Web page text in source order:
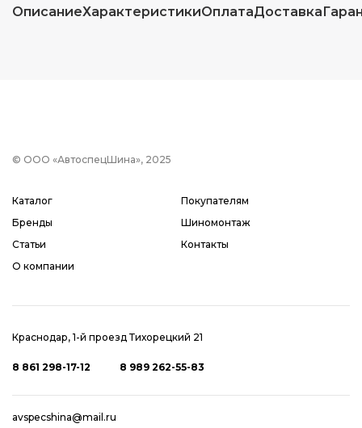
ОписаниеХарактеристикиОплатаДоставка
© ООО «АвтоспецШина», 2025
Каталог
Бренды
Статьи
О компании
Покупателям
Шиномонтаж
Контакты
Краснодар, 1-й проезд Тихорецкий 21
8 861 298-17-12 8 989 262-55-83
avspecshina@mail.ru